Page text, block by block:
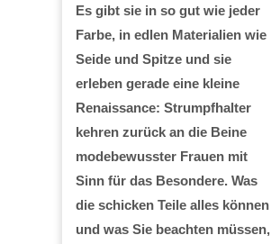
Es gibt sie in so gut wie jeder
Farbe, in edlen Materialien wie
Seide und Spitze und sie
erleben gerade eine kleine
Renaissance: Strumpfhalter
kehren zurück an die Beine
modebewusster Frauen mit
Sinn für das Besondere. Was
die schicken Teile alles können
und was Sie beachten müssen,